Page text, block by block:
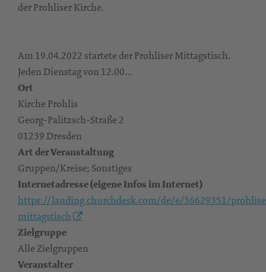
der Prohliser Kirche.
Am 19.04.2022 startete der Prohliser Mittagstisch.
Jeden Dienstag von 12.00...
Ort
Kirche Prohlis
Georg-Palitzsch-Straße 2
01239 Dresden
Art der Veranstaltung
Gruppen/Kreise; Sonstiges
Internetadresse (eigene Infos im Internet)
https://landing.churchdesk.com/de/e/36629351/
mittagstisch
Zielgruppe
Alle Zielgruppen
Veranstalter